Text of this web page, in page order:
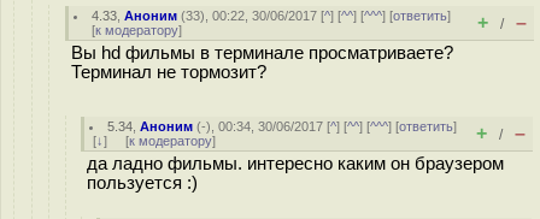
4.33 ,Аноним (33), 00:22, 30/06/2017 [^] [^^] [^^^] [ответить]
[к модератору] + / –
Вы hd фильмы в терминале просматриваете?
Терминал не тормозит?
5.34 ,Аноним (-), 00:34, 30/06/2017 [^] [^^] [^^^] [ответить]
[↓] [к модератору] + / –
да ладно фильмы. интересно каким он браузером
пользуется :)